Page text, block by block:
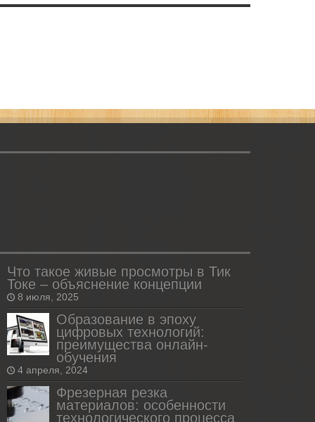
Что такое живые просмотры в Тик
Токе – объяснение концепции
8 июля, 2025
Образование в эпоху
цифровых технологий:
преимущества онлайн-
обучения
4 апреля, 2024
Фрезерная резка
материалов: особенности
технологического процесса